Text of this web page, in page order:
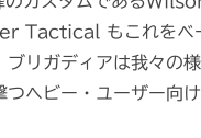
Tactical もこれをベ
ブリガディアは我々
つヘビー・ユーザー向